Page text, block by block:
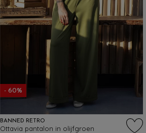
- 60%
BANNED RETRO
Ottavia pantalon in olijfgroen